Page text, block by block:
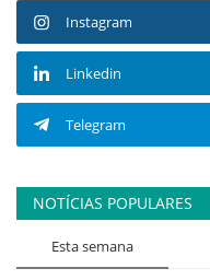
Instagram
Linkedin
Telegram
NOTÍCIAS POPULARES
Esta semana